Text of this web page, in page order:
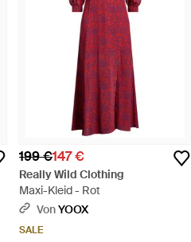
199 €147 €
Really Wild Clothing
Maxi-Kleid - Rot
VonYOOX
SALE